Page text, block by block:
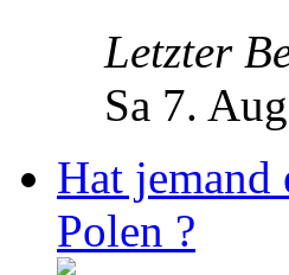
Letzter
Sa 7.
Hat jemand
Polen ?